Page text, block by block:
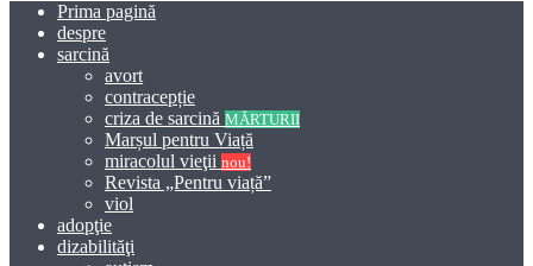
Prima pagină
despre
sarcină
avort
contracepție
criza de sarcină MĂRTURII
Marșul pentru Viață
miracolul vieţii nou!
Revista „Pentru viață”
viol
adopţie
dizabilităţi